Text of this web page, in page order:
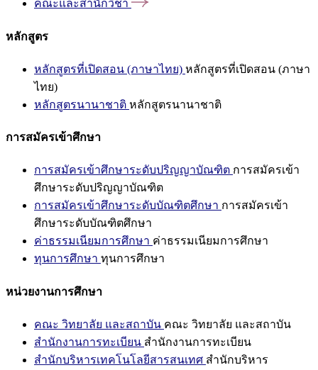
คณะและสำนักวิชา
หลักสูตร
หลักสูตรที่เปิดสอน (ภาษาไทย) หลักสูตรที่เปิดสอน (ภาษา
ไทย)
หลักสูตรนานาชาติ หลักสูตรนานาชาติ
การสมัครเข้าศึกษา
การสมัครเข้าศึกษาระดับปริญญาบัณฑิต การสมัครเข้า
ศึกษาระดับปริญญาบัณฑิต
การสมัครเข้าศึกษาระดับบัณฑิตศึกษา การสมัครเข้า
ศึกษาระดับบัณฑิตศึกษา
ค่าธรรมเนียมการศึกษา ค่าธรรมเนียมการศึกษา
ทุนการศึกษา ทุนการศึกษา
หน่วยงานการศึกษา
คณะ วิทยาลัย และสถาบัน คณะ วิทยาลัย และสถาบัน
สำนักงานการทะเบียน สำนักงานการทะเบียน
สำนักบริหารเทคโนโลยีสารสนเทศ สำนักบริหาร